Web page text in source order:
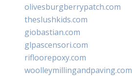
olivesburgberrypatch.com
theslushkids.com
giobastian.com
glpascensori.com
rifloorepoxy.com
woolleymillingandpaving.com